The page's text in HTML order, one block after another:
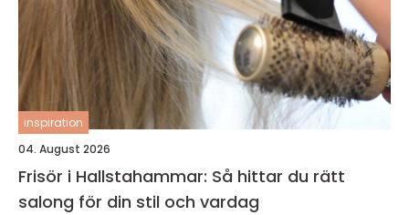
inspiration
04. August 2026
Frisör i Hallstahammar: Så hittar du rätt
salong för din stil och vardag